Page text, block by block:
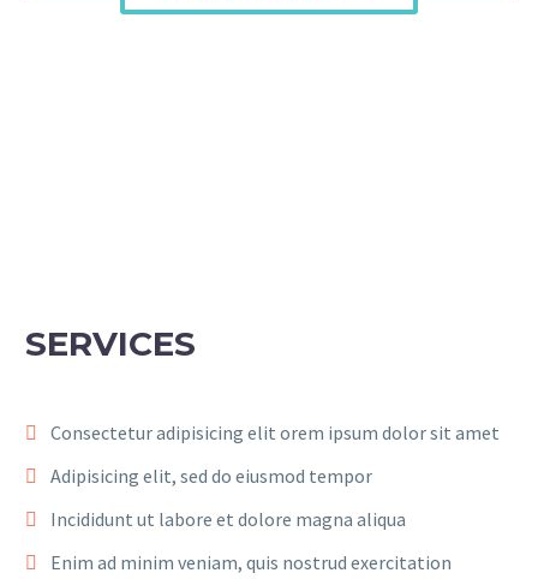
SERVICES
Consectetur adipisicing elit orem ipsum dolor sit amet
Adipisicing elit, sed do eiusmod tempor
Incididunt ut labore et dolore magna aliqua
Enim ad minim veniam, quis nostrud exercitation